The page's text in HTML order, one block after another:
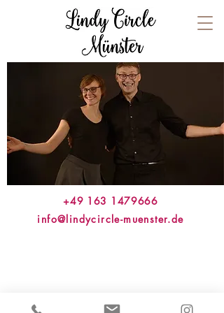
+49 163 1479666
info@lindycircle-muenster.de